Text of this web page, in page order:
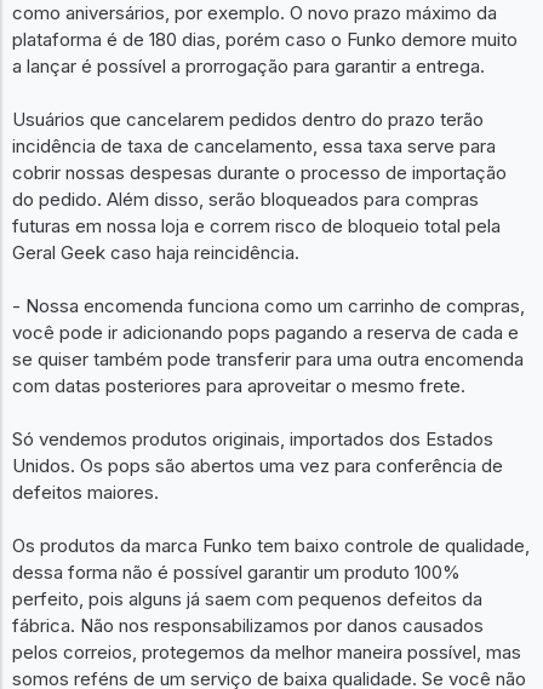
como aniversários, por exemplo. O novo prazo máximo da
plataforma é de 180 dias, porém caso o Funko demore muito
a lançar é possível a prorrogação para garantir a entrega.
Usuários que cancelarem pedidos dentro do prazo terão
incidência de taxa de cancelamento, essa taxa serve para
cobrir nossas despesas durante o processo de importação
do pedido. Além disso, serão bloqueados para compras
futuras em nossa loja e correm risco de bloqueio total pela
Geral Geek caso haja reincidência.
- Nossa encomenda funciona como um carrinho de compras,
você pode ir adicionando pops pagando a reserva de cada e
se quiser também pode transferir para uma outra encomenda
com datas posteriores para aproveitar o mesmo frete.
Só vendemos produtos originais, importados dos Estados
Unidos. Os pops são abertos uma vez para conferência de
defeitos maiores.
Os produtos da marca Funko tem baixo controle de qualidade,
dessa forma não é possível garantir um produto 100%
perfeito, pois alguns já saem com pequenos defeitos da
fábrica. Não nos responsabilizamos por danos causados
pelos correios, protegemos da melhor maneira possível, mas
somos reféns de um serviço de baixa qualidade. Se você não